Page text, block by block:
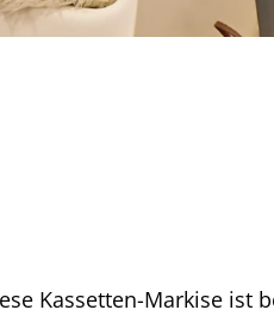
Kassetten-Markise ist